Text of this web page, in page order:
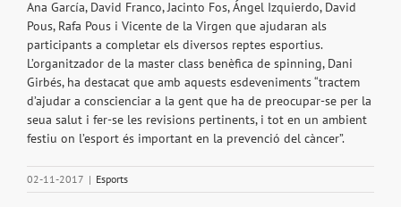
Ana García, David Franco, Jacinto Fos, Ángel Izquierdo, David
Pous, Rafa Pous i Vicente de la Virgen que ajudaran als
participants a completar els diversos reptes esportius.
L’organitzador de la master class benèfica de spinning, Dani
Girbés, ha destacat que amb aquests esdeveniments “tractem
d’ajudar a conscienciar a la gent que ha de preocupar-se per la
seua salut i fer-se les revisions pertinents, i tot en un ambient
festiu on l’esport és important en la prevenció del càncer”.
02-11-2017 | Esports